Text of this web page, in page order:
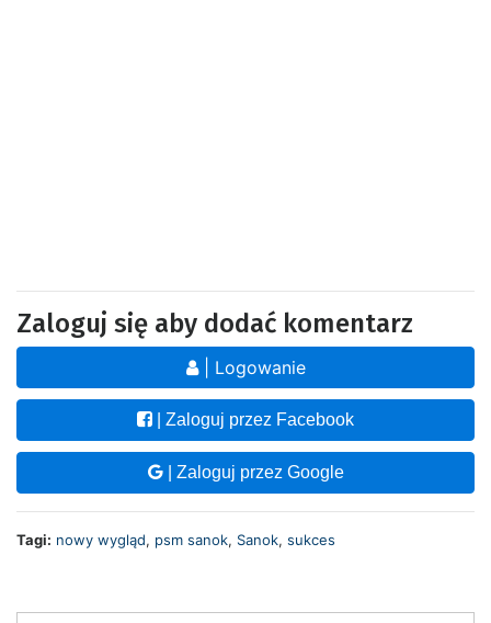
Zaloguj się aby dodać komentarz
| Logowanie
| Zaloguj przez Facebook
| Zaloguj przez Google
Tagi: nowy wygląd, psm sanok, Sanok, sukces